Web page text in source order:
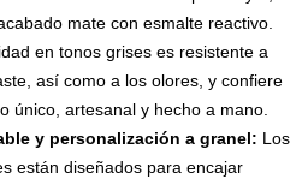
mate con esmalte reactivo.
en tonos grises es resistente a
así como a los olores, y confiere
único, artesanal y hecho a mano.
y personalización a granel: Los
están diseñados para encajar